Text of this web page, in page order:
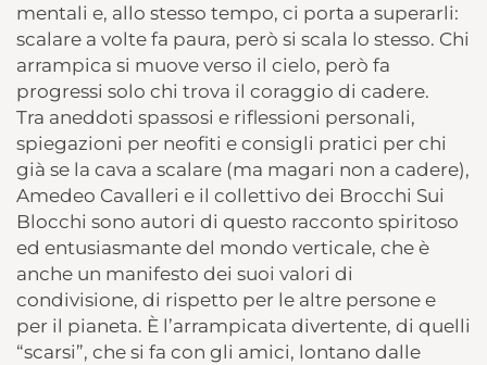
mentali e, allo stesso tempo, ci porta a superarli:
scalare a volte fa paura, però si scala lo stesso. Chi
arrampica si muove verso il cielo, però fa
progressi solo chi trova il coraggio di cadere.
Tra aneddoti spassosi e riflessioni personali,
spiegazioni per neofiti e consigli pratici per chi
già se la cava a scalare (ma magari non a cadere),
Amedeo Cavalleri e il collettivo dei Brocchi Sui
Blocchi sono autori di questo racconto spiritoso
ed entusiasmante del mondo verticale, che è
anche un manifesto dei suoi valori di
condivisione, di rispetto per le altre persone e
per il pianeta. È l’arrampicata divertente, di quelli
“scarsi”, che si fa con gli amici, lontano dalle